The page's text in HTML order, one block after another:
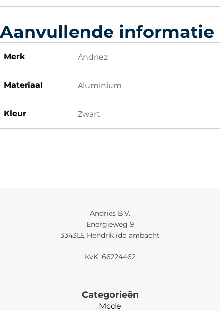
Aanvullende informatie
Merk Andriez
Materiaal Aluminium
Kleur Zwart
Andries B.V.
Energieweg 9
3343LE Hendrik ido ambacht
KvK: 66224462
Categorieën
Mode